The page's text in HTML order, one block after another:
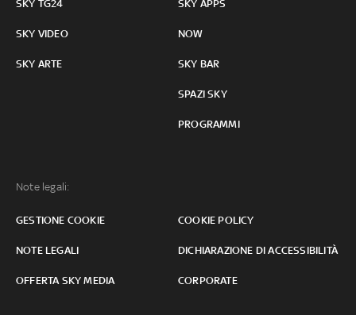
SKY TG24
SKY VIDEO
SKY ARTE
SKY APPS
NOW
SKY BAR
SPAZI SKY
PROGRAMMI
Note legali:
GESTIONE COOKIE COOKIE POLICY
NOTE LEGALI DICHIARAZIONE DI ACCESSIBILITÀ
OFFERTA SKY MEDIA CORPORATE